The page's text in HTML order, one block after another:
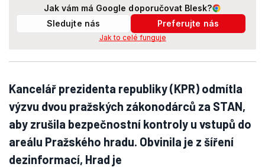
Jak vám má Google doporučovat Blesk?
Sledujte nás
Preferujte nás
Jak to celé funguje
Kancelář prezidenta republiky (KPR) odmítla
výzvu dvou pražských zákonodárců za STAN,
aby zrušila bezpečnostní kontroly u vstupů do
areálu Pražského hradu. Obvinila je z šíření
dezinformací, Hrad je